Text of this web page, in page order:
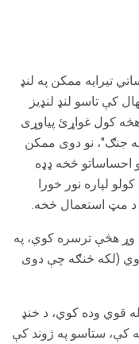
تیرایه ممکن په لنډ
کې تاسو لنډ لنډیز
کول غواړئ پیاوړی
جنګ"، نو دوی ممکن
احساساتو څخه ډډه
لپاره نور خورا
د مټ استعمال څخه.
وړ هڅې ترسره کوي، په
(لکه څنګه چې دوی
قوي وده کوي، د خنډ
کې، ستاسو په ژوند کې